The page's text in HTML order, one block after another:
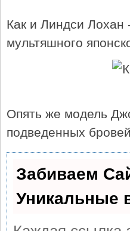
Как и Линдси Лохан
мультяшного
Опять же модель
подведенных
Забиваем
Уникальные